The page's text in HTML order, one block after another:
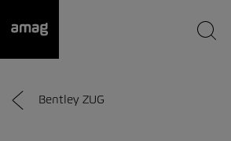
wurde als Ihre Garage
Bentley ZUG